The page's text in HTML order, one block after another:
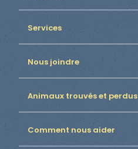
Services
Nous joindre
Animaux trouvés et perdus
Comment nous aider